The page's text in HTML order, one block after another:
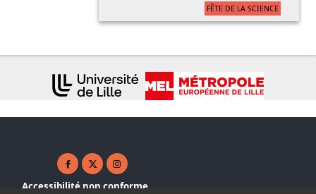
FÊTE DE LA SCIENCE
Facebook ( nouvelle fenêtre)
X ( nouvelle fenêtre)
Instagram ( nouvelle fenêtre)
Accessibilité non conforme